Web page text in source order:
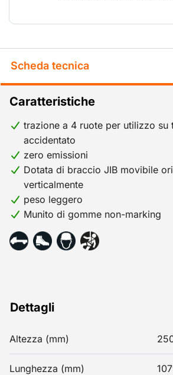
Scheda tecnica
Dettagli
Altezza (mm)
Lunghezza (mm)
Caratteristiche
trazione a 4 ruote per utilizzo su
accidentato
zero emissioni
Dotata di braccio JIB movibile
verticalmente
peso leggero
Munito di gomme non-marking